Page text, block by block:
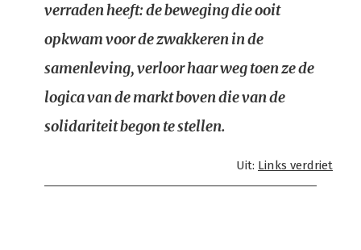
verraden heeft: de beweging die ooit
opkwam voor de zwakkeren in de
samenleving, verloor haar weg toen ze de
logica van de markt boven die van de
solidariteit begon te stellen.
Uit: Links verdriet